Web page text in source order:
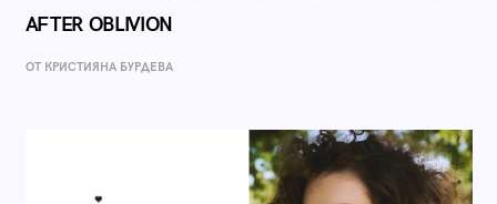
AFTER OBLIVION
ОТ КРИСТИЯНА БУРДЕВА